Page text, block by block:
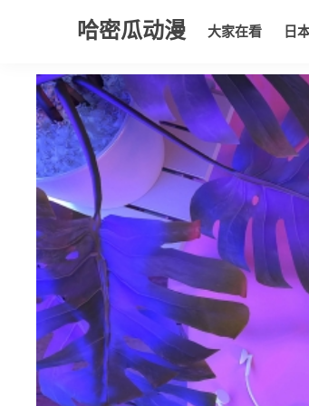
哈密瓜动漫 大家在看 日
大家在看 日本动漫 国产动漫 欧